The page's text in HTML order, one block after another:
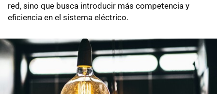
red, sino que busca introducir más competencia y
eficiencia en el sistema eléctrico.